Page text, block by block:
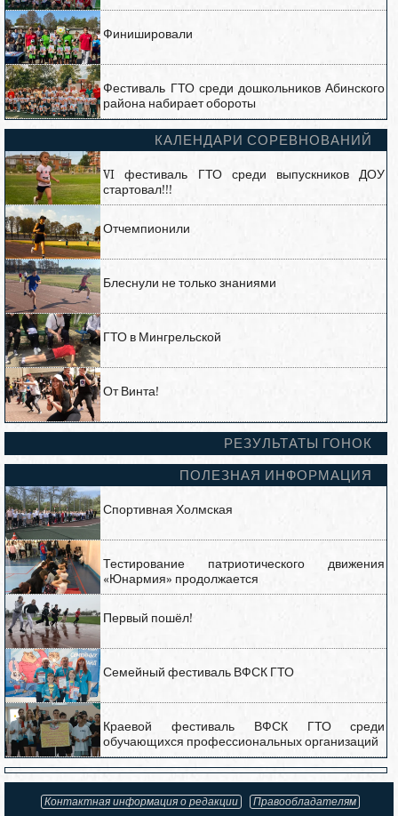
Финишировали
Фестиваль ГТО среди дошкольников Абинского
района набирает обороты
КАЛЕНДАРИ СОРЕВНОВАНИЙ
VI фестиваль ГТО среди выпускников ДОУ
стартовал!!!
Отчемпионили
Блеснули не только знаниями
ГТО в Мингрельской
От Винта!
РЕЗУЛЬТАТЫ ГОНОК
ПОЛЕЗНАЯ ИНФОРМАЦИЯ
Спортивная Холмская
Тестирование патриотического движения
«Юнармия» продолжается
Первый пошёл!
Семейный фестиваль ВФСК ГТО
Краевой фестиваль ВФСК ГТО среди
обучающихся профессиональных организаций
Контактная информация о редакции Правообладателям